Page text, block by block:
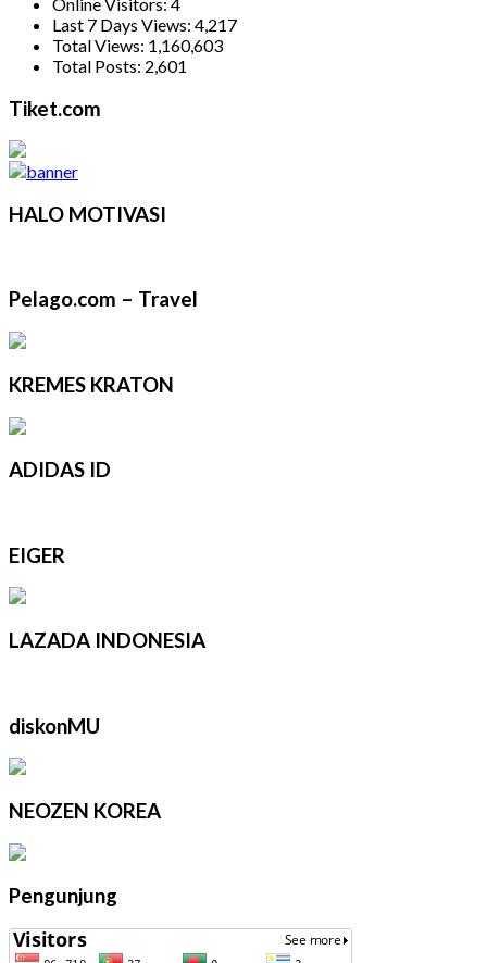
Last 7 Days Views: 4,217
Total Views: 1,160,603
Total Posts: 2,601
Tiket.com
HALO MOTIVASI
Pelago.com – Travel
KREMES KRATON
ADIDAS ID
EIGER
LAZADA INDONESIA
diskonMU
NEOZEN KOREA
Pengunjung